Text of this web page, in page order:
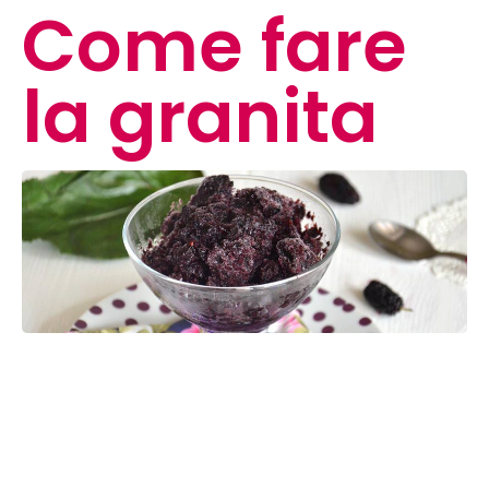
Come fare
la granita